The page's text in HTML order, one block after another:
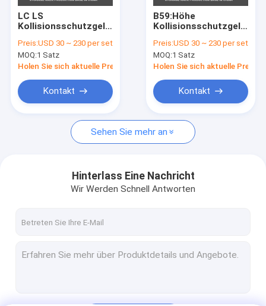
Qualitätskontrolle
Nachrichten
Alle Fälle
Elektrische Mobilfunkträger
Ausrollen von Kantelierstäben
LC LS
Kollisionsschutzgeländer
Verkehrsschutzgeländer
Preis:USD 30 ~ 230 per set
MOQ:1 Satz
Holen Sie sich aktuelle Preis
Kontakt
B59:Höhe
Kollisionsschutzgeländer
Verkehrsschranken
Preis:USD 30 ~ 230 per set
MOQ:1 Satz
Holen Sie sich aktuelle Preis
Kontakt
Sehen Sie mehr an
Hinterlass Eine Nachricht
Wir Werden Schnell Antworten